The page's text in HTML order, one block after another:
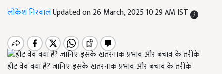
लोकेश निरवालUpdated on 26 March, 2025 10:29 AM IST
हीट वेव क्या है? जानिए इसके खतरनाक प्रभाव और बचाव के तरीके